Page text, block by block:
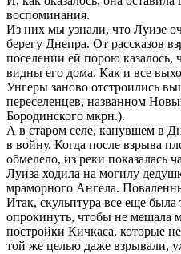
воспоминания.
Из них мы узнали, что Луизе
берегу Днепра. От рассказов
поселении ей порою казалось,
видны его дома. Как и все
Унгеры заново отстроились
переселенцев, названном
Бородинского мкрн.).
А в старом селе, канувшем в
в войну. Когда после взрыва
обмелело, из реки показалась
Луиза ходила на могилу
мраморного Ангела.
Итак, скульптура все еще
опрокинуть, чтобы не мешала
постройки Кичкаса, которые
той же целью даже взрывали,